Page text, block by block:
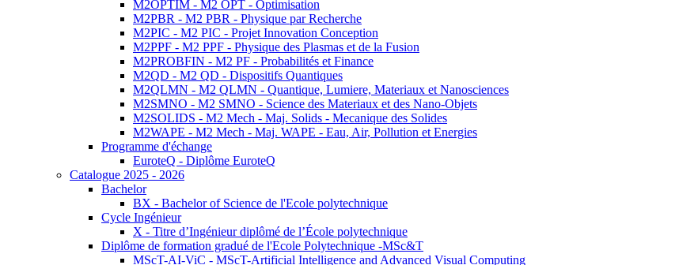
M2OPTIM - M2 OPT - Optimisation
M2PBR - M2 PBR - Physique par Recherche
M2PIC - M2 PIC - Projet Innovation Conception
M2PPF - M2 PPF - Physique des Plasmas et de la Fusion
M2PROBFIN - M2 PF - Probabilités et Finance
M2QD - M2 QD - Dispositifs Quantiques
M2QLMN - M2 QLMN - Quantique, Lumiere, Materiaux et Nanosciences
M2SMNO - M2 SMNO - Science des Materiaux et des Nano-Objets
M2SOLIDS - M2 Mech - Maj. Solids - Mecanique des Solides
M2WAPE - M2 Mech - Maj. WAPE - Eau, Air, Pollution et Energies
Programme d'échange
EuroteQ - Diplôme EuroteQ
Catalogue 2025 - 2026
Bachelor
BX - Bachelor of Science de l'Ecole polytechnique
Cycle Ingénieur
X - Titre d’Ingénieur diplômé de l’École polytechnique
Diplôme de formation gradué de l'Ecole Polytechnique -MSc&T
MScT-AI-ViC - MScT-Artificial Intelligence and Advanced Visual Computing